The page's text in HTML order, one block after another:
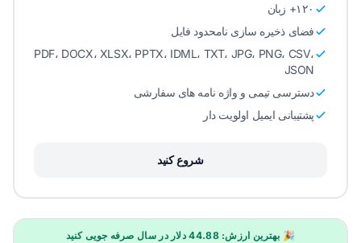
۱۲۰+ زبان
فضای ذخیره سازی نامحدود فایل
PDF، DOCX، XLSX، PPTX، IDML، TXT، JPG، PNG، CSV،
JSON
دسترسی تیمی و واژه نامه های سفارشی
پشتیبانی ایمیل اولویت دار
شروع کنید
🎉 بهترین ارزش: 44.88 دلار در سال صرفه جویی کنید